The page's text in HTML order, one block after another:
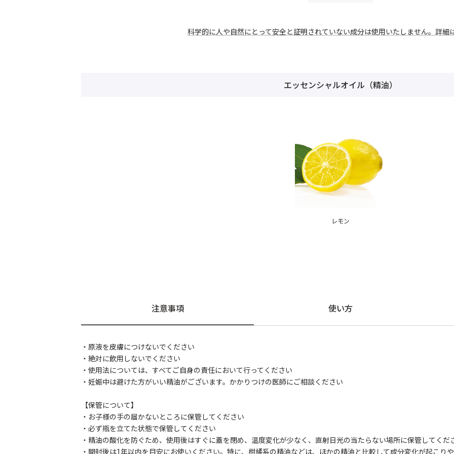
科学的に人や自然にとって安全と証明されていない成分は使用いたしません。詳
エッセンシャルオイル（精油）
レモン
注意事項 使い方
・原液を皮膚につけないでください
・絶対に飲用しないでください
・使用法については、すべてご自身の責任において行ってください
・妊娠中は避けた方がいい精油がございます。かかりつけの医師にご相談ください
【保管について】
・お子様の手の届かないところに保管してください
・必ず瓶を立てた状態で保管してください
・精油の酸化を防ぐため、使用後はすぐに蓋を閉め、温度変化が少なく、直射日光の当たらない場所に保管してくだ
・開封後は1年以内を目安にお使いください。特に、柑橘系の精油などは、ほかの精油と比較して成分変化が起こり